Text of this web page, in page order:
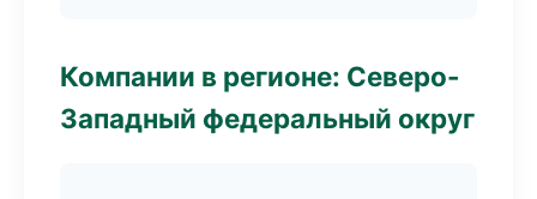
Компании в регионе: Северо-
Западный федеральный округ